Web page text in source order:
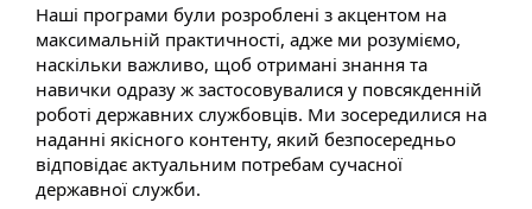
Наші програми були розроблені з акцентом на
максимальній практичності, адже ми розуміємо,
наскільки важливо, щоб отримані знання та
навички одразу ж застосовувалися у повсякденній
роботі державних службовців. Ми зосередилися на
наданні якісного контенту, який безпосередньо
відповідає актуальним потребам сучасної
державної служби.